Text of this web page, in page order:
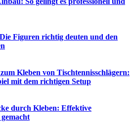
Figuren richtig deuten und den
Kleben von Tischtennisschlägern:
mit dem richtigen Setup
durch Kleben: Effektive